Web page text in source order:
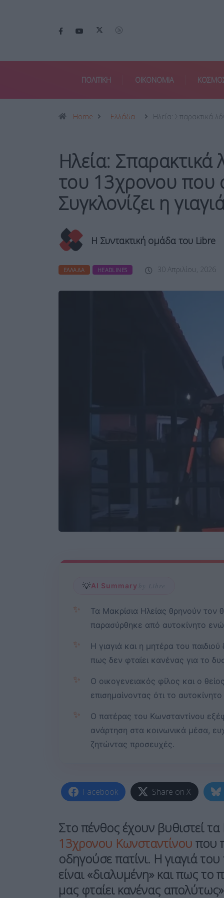
ΠΟΛΙΤΙΚΗ ΟΙΚΟΝΟΜΙΑ
Home Ελλάδα Ηλεία: Σπαρακτικά
Ηλεία: Σπαρακτικά
του 13χρονου που
Συγκλονίζει η
Η Συντακτική ομάδα του Libre
ΕΛΛΆΔΑ HEADLINES 30 Απριλίου, 2026
💡AI Summary by Libre
✨
Τα Μακρίσια Ηλείας θρηνούν τον
παρασύρθηκε από αυτοκίνητο
✨
Η γιαγιά και η μητέρα του
πως δεν φταίει κανένας για το
✨
Ο οικογενειακός φίλος και ο
επισημαίνοντας ότι το
✨
Ο πατέρας του Κωνσταντίνου
ανάρτηση στα κοινωνικά μέσα,
ζητώντας προσευχές.
Facebook Share on X
Στο πένθος έχουν βυθιστεί τα
13χρονου Κωνσταντίνου που
οδηγούσε πατίνι. Η γιαγιά
είναι «διαλυμένη» και πως το
μας φταίει κανένας